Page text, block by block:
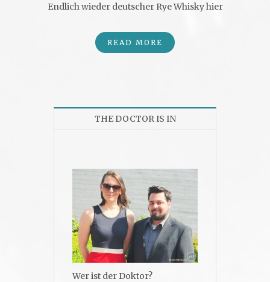
Endlich wieder deutscher Rye Whisky hier
READ MORE
THE DOCTOR IS IN
Wer ist der Doktor?